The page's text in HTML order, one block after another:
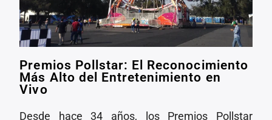
Premios Pollstar: El Reconocimiento
Más Alto del Entretenimiento en
Vivo
Desde hace 34 años, los Premios Pollstar